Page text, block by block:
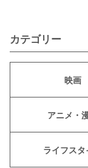
カテゴリー
映画
アニメ・
ライフス